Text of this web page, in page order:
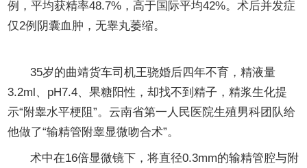
例，平均获精率48.7%，高于国际平均42%。术后并发症
仅2例阴囊血肿，无睾丸萎缩。
35岁的曲靖货车司机王骁婚后四年不育，精液量
3.2ml、pH7.4、果糖阳性，却找不到精子，精浆生化提
示“附睾水平梗阻”。云南省第一人民医院生殖男科团队给
他做了“输精管附睾显微吻合术”。
术中在16倍显微镜下，将直径0.3mm的输精管腔与附